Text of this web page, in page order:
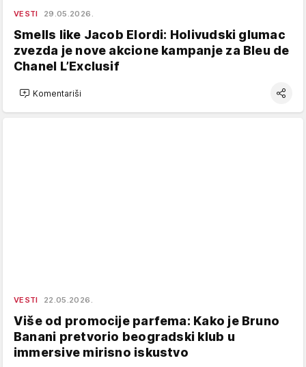
VESTI 29.05.2026.
Smells like Jacob Elordi: Holivudski glumac
zvezda je nove akcione kampanje za Bleu de
Chanel L’Exclusif
Komentariši
VESTI 22.05.2026.
Više od promocije parfema: Kako je Bruno
Banani pretvorio beogradski klub u
immersive mirisno iskustvo